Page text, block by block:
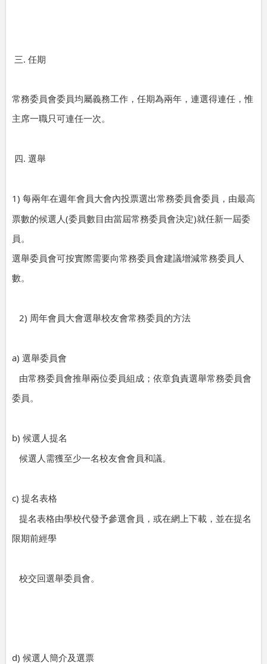
三. 任期
常務委員會委員均屬義務工作，任期為兩年，連選得連任，惟
主席一職只可連任一次。
四. 選舉
1) 每兩年在週年會員大會內投票選出常務委員會委員，由最高
票數的候選人(委員數目由當屆常務委員會決定)就任新一屆委
員。
選舉委員會可按實際需要向常務委員會建議增減常務委員人
數。
2) 周年會員大會選舉校友會常務委員的方法
a) 選舉委員會
由常務委員會推舉兩位委員組成；依章負責選舉常務委員會
委員。
b) 候選人提名
候選人需獲至少一名校友會會員和議。
c) 提名表格
提名表格由學校代發予參選會員，或在網上下載，並在提名
限期前經學
校交回選舉委員會。
d) 候選人簡介及選票